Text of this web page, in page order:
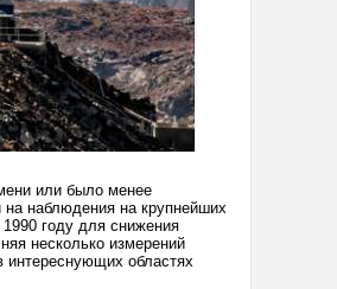
или было менее
наблюдения на крупнейших
году для снижения
несколько измерений
интереснующих областях